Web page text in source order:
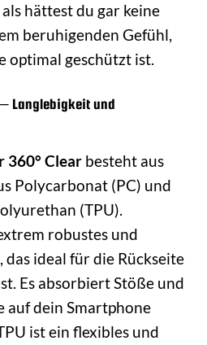
hättest du gar keine
beruhigenden Gefühl,
optimal geschützt ist.
Langlebigkeit und
360° Clear besteht aus
Polycarbonat (PC) und
(TPU).
robustes und
das ideal für die Rückseite
Es absorbiert Stöße und
auf dein Smartphone
ist ein flexibles und